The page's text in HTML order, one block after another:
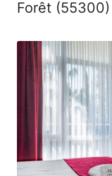
Forêt